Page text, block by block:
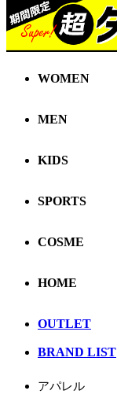
WOMEN
MEN
KIDS
SPORTS
COSME
HOME
OUTLET
BRAND LIST
アパレル